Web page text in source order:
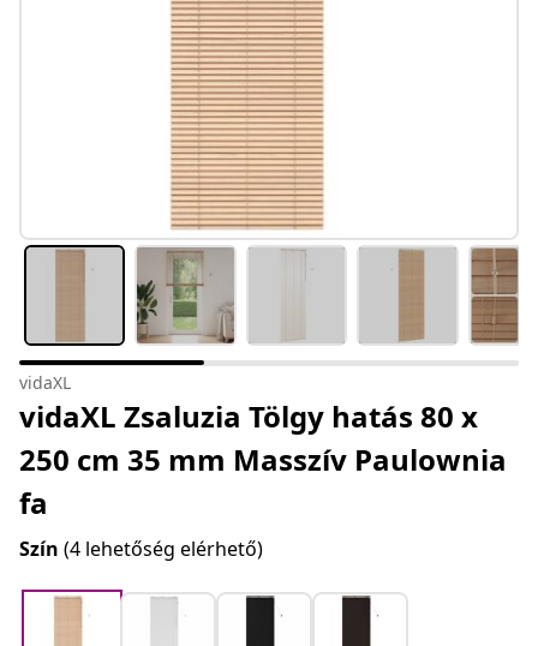
vidaXL
vidaXL Zsaluzia Tölgy hatás 80 x
250 cm 35 mm Masszív Paulownia
fa
Szín (4 lehetőség elérhető)